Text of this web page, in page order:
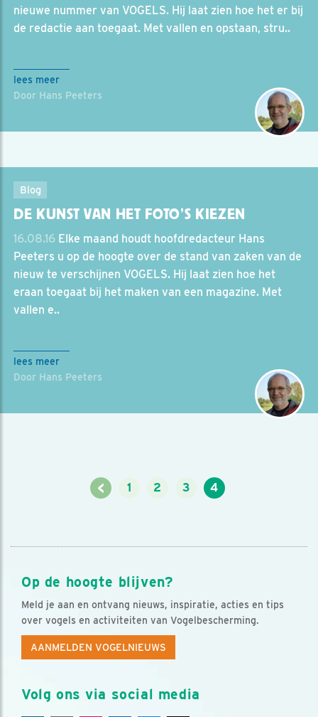
nieuwe nummer van VOGELS. Hij laat zien hoe het er bij
de redactie aan toegaat. Met vallen en opstaan, stru..
lees meer
Door Hans Peeters
Blog
DE KUNST VAN HET FOTO’S KIEZEN
16.08.16 Elke maand houdt hoofdredacteur Hans
Peeters u op de hoogte over de stand van zaken van de
nieuw te verschijnen VOGELS. Hij laat zien hoe het
eraan toegaat bij het maken van een magazine. Met
vallen e..
lees meer
Door Hans Peeters
< 1 2 3 4
Op de hoogte blijven?
Meld je aan en ontvang nieuws, inspiratie, acties en tips
over vogels en activiteiten van Vogelbescherming.
AANMELDEN VOGELNIEUWS
Volg ons via social media